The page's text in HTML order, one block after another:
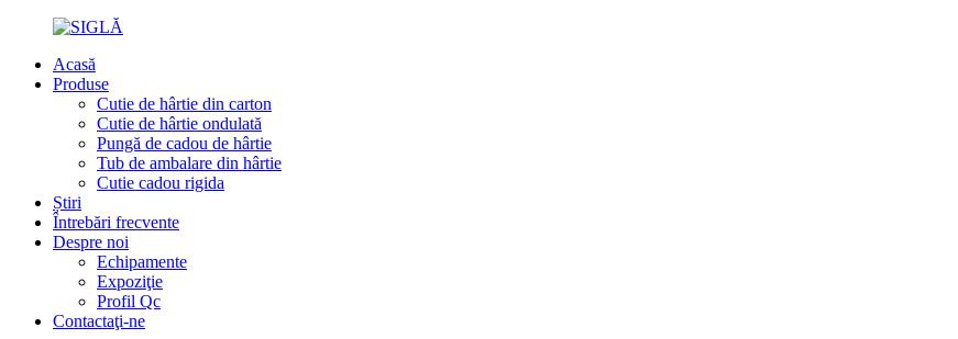
Acasă
Produse
Cutie de hârtie din carton
Cutie de hârtie ondulată
Pungă de cadou de hârtie
Tub de ambalare din hârtie
Cutie cadou rigida
Știri
Întrebări frecvente
Despre noi
Echipamente
Expoziţie
Profil Qc
Contactaţi-ne